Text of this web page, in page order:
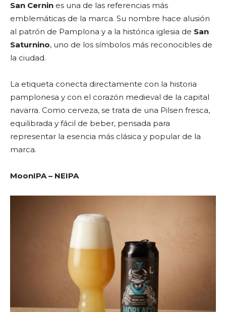
San Cernin es una de las referencias más
emblemáticas de la marca. Su nombre hace alusión
al patrón de Pamplona y a la histórica iglesia de San
Saturnino, uno de los símbolos más reconocibles de
la ciudad.
La etiqueta conecta directamente con la historia
pamplonesa y con el corazón medieval de la capital
navarra. Como cerveza, se trata de una Pilsen fresca,
equilibrada y fácil de beber, pensada para
representar la esencia más clásica y popular de la
marca.
MoonIPA – NEIPA